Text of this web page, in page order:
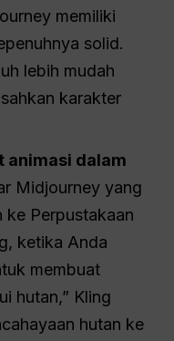
memiliki
solid.
lebih mudah
karakter
animasi dalam
Midjourney yang
ke Perpustakaan
ketika Anda
membuat
hutan,” Kling
hutan ke